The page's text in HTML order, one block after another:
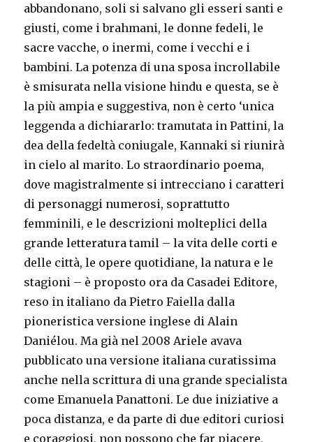
abbandonano, soli si salvano gli esseri santi e
giusti, come i brahmani, le donne fedeli, le
sacre vacche, o inermi, come i vecchi e i
bambini. La potenza di una sposa incrollabile
è smisurata nella visione hindu e questa, se è
la più ampia e suggestiva, non è certo ‘unica
leggenda a dichiararlo: tramutata in Pattini, la
dea della fedeltà coniugale, Kannaki si riunirà
in cielo al marito. Lo straordinario poema,
dove magistralmente si intrecciano i caratteri
di personaggi numerosi, soprattutto
femminili, e le descrizioni molteplici della
grande letteratura tamil – la vita delle corti e
delle città, le opere quotidiane, la natura e le
stagioni – è proposto ora da Casadei Editore,
reso in italiano da Pietro Faiella dalla
pioneristica versione inglese di Alain
Daniélou. Ma già nel 2008 Ariele avava
pubblicato una versione italiana curatissima
anche nella scrittura di una grande specialista
come Emanuela Panattoni. Le due iniziative a
poca distanza, e da parte di due editori curiosi
e coraggiosi, non possono che far piacere,